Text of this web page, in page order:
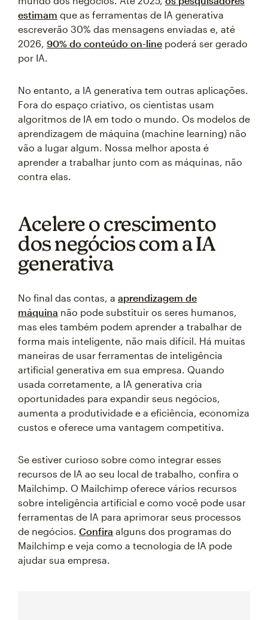
estimam que as ferramentas de IA generativa
escreverão 30% das mensagens enviadas e, até
2026, 90% do conteúdo on-line poderá ser gerado
por IA.
No entanto, a IA generativa tem outras aplicações.
Fora do espaço criativo, os cientistas usam
algoritmos de IA em todo o mundo. Os modelos de
aprendizagem de máquina (machine learning) não
vão a lugar algum. Nossa melhor aposta é
aprender a trabalhar junto com as máquinas, não
contra elas.
Acelere o crescimento
dos negócios com a IA
generativa
No final das contas, a aprendizagem de
máquina não pode substituir os seres humanos,
mas eles também podem aprender a trabalhar de
forma mais inteligente, não mais difícil. Há muitas
maneiras de usar ferramentas de inteligência
artificial generativa em sua empresa. Quando
usada corretamente, a IA generativa cria
oportunidades para expandir seus negócios,
aumenta a produtividade e a eficiência, economiza
custos e oferece uma vantagem competitiva.
Se estiver curioso sobre como integrar esses
recursos de IA ao seu local de trabalho, confira o
Mailchimp. O Mailchimp oferece vários recursos
sobre inteligência artificial e como você pode usar
ferramentas de IA para aprimorar seus processos
de negócios. Confira alguns dos programas do
Mailchimp e veja como a tecnologia de IA pode
ajudar sua empresa.